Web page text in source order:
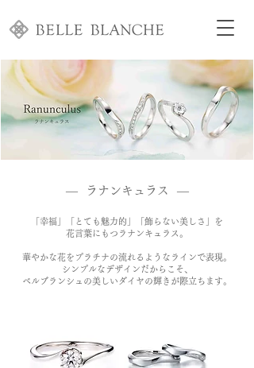
― ラナンキュラス ―
「幸福」「とても魅力的」「飾らない美しさ」を
花言葉にもつラナンキュラス。
華やかな花をプラチナの流れるようなラインで表現。
シンプルなデザインだからこそ、
ベルブランシュの美しいダイヤの輝きが際立ちます。